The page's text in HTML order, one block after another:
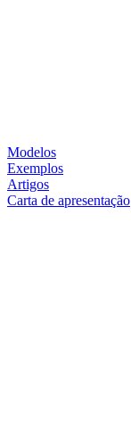
Modelos
Exemplos
Artigos
Carta de apresentação